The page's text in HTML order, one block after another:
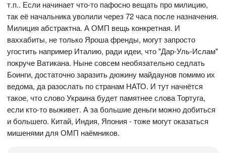
т.п.. Если начинает что-то пафосно вещать про милицию,
так её начальника уволили через 72 часа после назначения.
Милиция абстрактна. А ОМП вещь конкретная. И
ваххабиты, не только Яроша френды, могут запросто
угостить например Италию, ради идеи, что "Дар-Уль-Ислам"
покруче Ватикана. Ныне совсем необязательно седлать
Боинги, достаточно заразить дюжину майдаунов помимо их
ведома, да разослать по странам НАТО. И тут начнётся
такое, что слово Украина будет памятнее слова Тортуга,
если кто-то выживет. А за большие деньги можно добиться
и большего. Китай, Индия, Япония - тоже могут оказаться
мишенями для ОМП наёмников.